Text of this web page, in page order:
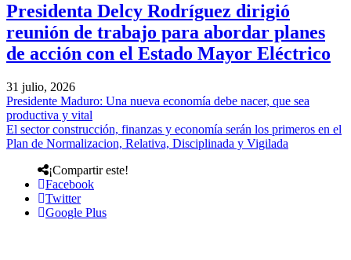
Presidenta Delcy Rodríguez dirigió
reunión de trabajo para abordar planes
de acción con el Estado Mayor Eléctrico
31 julio, 2026
Presidente Maduro: Una nueva economía debe nacer, que sea
productiva y vital
El sector construcción, finanzas y economía serán los primeros en el
Plan de Normalizacion, Relativa, Disciplinada y Vigilada
¡Compartir este!
Facebook
Twitter
Google Plus